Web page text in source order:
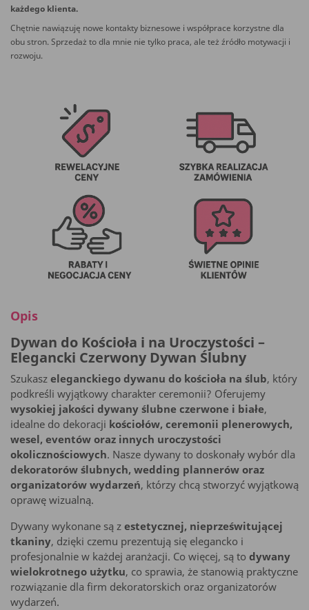
każdego klienta.
Chętnie nawiązuję nowe kontakty biznesowe i współprace korzystne dla
obu stron. Sprzedaż to dla mnie nie tylko praca, ale też źródło motywacji i
rozwoju.
Opis
Dywan do Kościoła i na Uroczystości –
Elegancki Czerwony Dywan Ślubny
Szukasz eleganckiego dywanu do kościoła na ślub, który
podkreśli wyjątkowy charakter ceremonii? Oferujemy
wysokiej jakości dywany ślubne czerwone i białe,
idealne do dekoracji kościołów, ceremonii plenerowych,
wesel, eventów oraz innych uroczystości
okolicznościowych. Nasze dywany to doskonały wybór dla
dekoratorów ślubnych, wedding plannerów oraz
organizatorów wydarzeń, którzy chcą stworzyć wyjątkową
oprawę wizualną.
Dywany wykonane są z estetycznej, nieprześwitującej
tkaniny, dzięki czemu prezentują się elegancko i
profesjonalnie w każdej aranżacji. Co więcej, są to dywany
wielokrotnego użytku, co sprawia, że stanowią praktyczne
rozwiązanie dla firm dekoratorskich oraz organizatorów
wydarzeń.